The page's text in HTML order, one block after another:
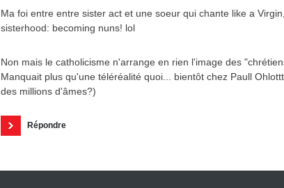
Ma foi entre entre sister act et une soeur qui chante like a
sisterhood: becoming nuns! lol
Non mais le catholicisme n'arrange en rien l'image des
Manquait plus qu'une téléréalité quoi... bientôt chez Paull
des millions d'âmes?)
Répondre